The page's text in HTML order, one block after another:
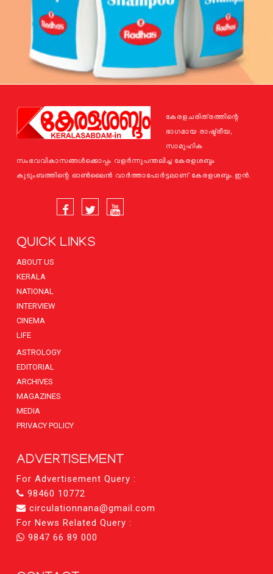
കേരളചരിത്രത്തിന്റെ
ഭാഗമായ രാഷ്ട്രീയ,
സാമൂഹിക
സംഭവവികാസങ്ങള്‍ക്കൊപ്പം വളര്‍ന്നുപന്തലിച്ച കേരളശബ്ദം
കുടുംബത്തിന്റെ ഓണ്‍ലൈന്‍ വാര്‍ത്താപോര്‍ട്ടലാണ് കേരളശബ്ദം.ഇന്‍.
QUICK LINKS
ABOUT US
KERALA
NATIONAL
INTERVIEW
CINEMA
LIFE
ASTROLOGY
EDITORIAL
ARCHIVES
MAGAZINES
MEDIA
PRIVACY POLICY
ADVERTISEMENT
For Advertisement Query :
98460 10772
circulationnana@gmail.com
For News Related Query :
9847 66 89 000